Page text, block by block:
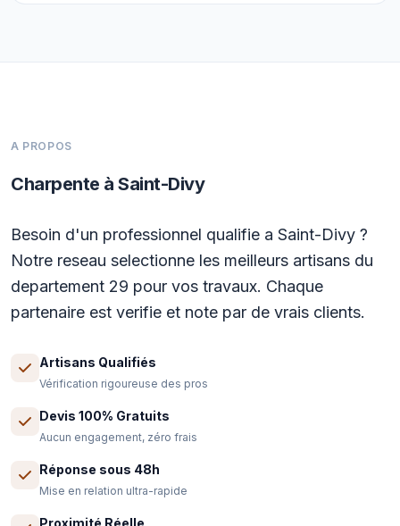
A PROPOS
Charpente à Saint-Divy
Besoin d'un professionnel qualifie a Saint-Divy ?
Notre reseau selectionne les meilleurs artisans du
departement 29 pour vos travaux. Chaque
partenaire est verifie et note par de vrais clients.
Artisans Qualifiés
Vérification rigoureuse des pros
Devis 100% Gratuits
Aucun engagement, zéro frais
Réponse sous 48h
Mise en relation ultra-rapide
Proximité Réelle